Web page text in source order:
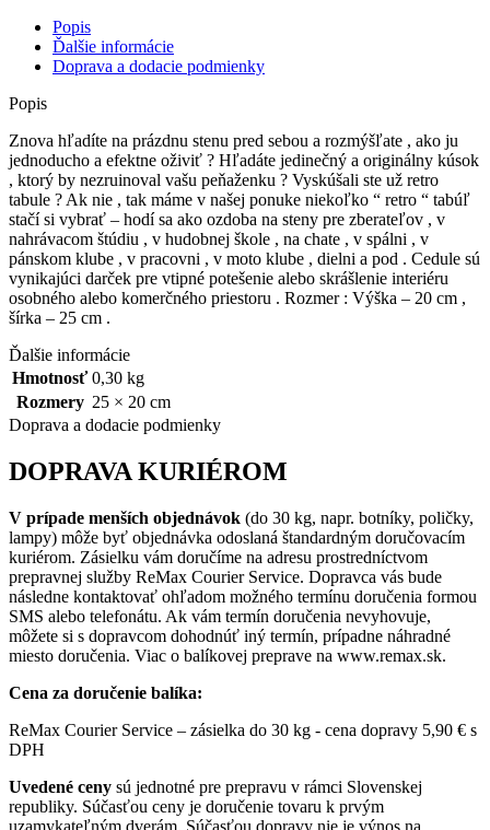
Popis
Ďalšie informácie
Doprava a dodacie podmienky
Popis
Znova hľadíte na prázdnu stenu pred sebou a rozmýšľate , ako ju
jednoducho a efektne oživiť ? Hľadáte jedinečný a originálny kúsok
, ktorý by nezruinoval vašu peňaženku ? Vyskúšali ste už retro
tabule ? Ak nie , tak máme v našej ponuke niekoľko “ retro “ tabúľ
stačí si vybrať – hodí sa ako ozdoba na steny pre zberateľov , v
nahrávacom štúdiu , v hudobnej škole , na chate , v spálni , v
pánskom klube , v pracovni , v moto klube , dielni a pod . Cedule sú
vynikajúci darček pre vtipné potešenie alebo skrášlenie interiéru
osobného alebo komerčného priestoru . Rozmer : Výška – 20 cm ,
šírka – 25 cm .
Ďalšie informácie
Hmotnosť 0,30 kg
Rozmery 25 × 20 cm
Doprava a dodacie podmienky
DOPRAVA KURIÉROM
V prípade menších objednávok (do 30 kg, napr. botníky, poličky,
lampy) môže byť objednávka odoslaná štandardným doručovacím
kuriérom. Zásielku vám doručíme na adresu prostredníctvom
prepravnej služby ReMax Courier Service. Dopravca vás bude
následne kontaktovať ohľadom možného termínu doručenia formou
SMS alebo telefonátu. Ak vám termín doručenia nevyhovuje,
môžete si s dopravcom dohodnúť iný termín, prípadne náhradné
miesto doručenia. Viac o balíkovej preprave na www.remax.sk.
Cena za doručenie balíka:
ReMax Courier Service – zásielka do 30 kg - cena dopravy 5,90 € s
DPH
Uvedené ceny sú jednotné pre prepravu v rámci Slovenskej
republiky. Súčasťou ceny je doručenie tovaru k prvým
uzamykateľným dverám. Súčasťou dopravy nie je výnos na